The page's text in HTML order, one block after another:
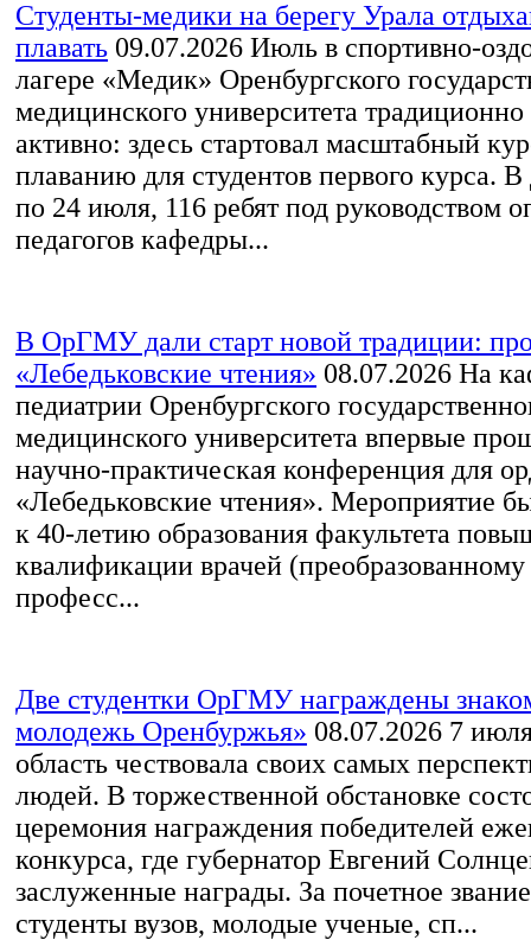
Студенты‑медики на берегу Урала
плавать 09.07.2026 Июль в спортивно-
лагере «Медик» Оренбургского
медицинского университета традиционно
активно: здесь стартовал масштабный
плаванию для студентов первого курса.
по 24 июля, 116 ребят под руководством
педагогов кафедры...
В ОрГМУ дали старт новой традиции:
«Лебедьковские чтения» 08.07.2026 На
педиатрии Оренбургского
медицинского университета впервые
научно‑практическая конференция для
«Лебедьковские чтения». Мероприятие
к 40-летию образования факультета
квалификации врачей
професс...
Две студентки ОрГМУ награждены
молодежь Оренбуржья» 08.07.2026 7
область чествовала своих самых
людей. В торжественной обстановке
церемония награждения победителей
конкурса, где губернатор Евгений
заслуженные награды. За почетное
студенты вузов, молодые ученые, сп...